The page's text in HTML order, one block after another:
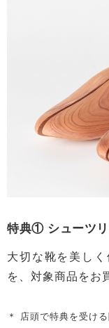
特典① シューツ
大切な靴を美し
を、対象商品をお
＊ 店頭で特典を受け